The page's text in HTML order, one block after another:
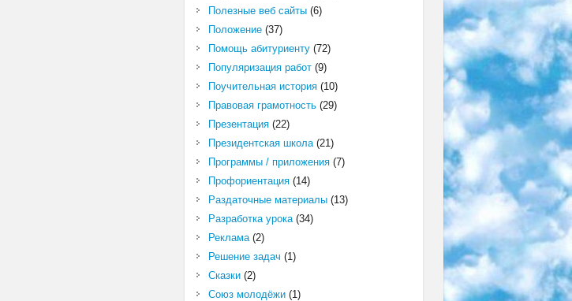
Полезные веб сайты(6)
Положение(37)
Помощь абитуриенту(72)
Популяризация работ(9)
Поучительная история(10)
Правовая грамотность(29)
Презентация(22)
Президентская школа(21)
Программы / приложения(7)
Профориентация(14)
Раздаточные материалы(13)
Разработка урока(34)
Реклама(2)
Решение задач (1)
Сказки(2)
Союз молодёжи(1)